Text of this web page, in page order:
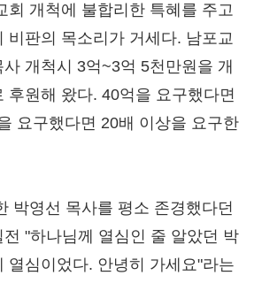
회 개척에 불합리한 특혜를 주고
비판의 목소리가 거세다. 남포교
개척시 3억~3억 5천만원을 개
후원해 왔다. 40억을 요구했다면
요구했다면 20배 이상을 요구한
박영선 목사를 평소 존경했다던
"하나님께 열심인 줄 알았던 박
열심이었다. 안녕히 가세요"라는